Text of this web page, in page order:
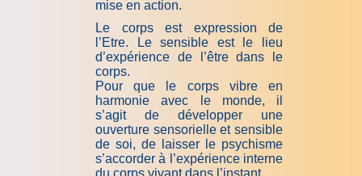
mise en action.
Le corps est expression de
l’Etre. Le sensible est le lieu
d’expérience de l’être dans le
corps.
Pour que le corps vibre en
harmonie avec le monde, il
s’agit de développer une
ouverture sensorielle et sensible
de soi, de laisser le psychisme
s’accorder à l’expérience interne
du corps vivant dans l’instant.